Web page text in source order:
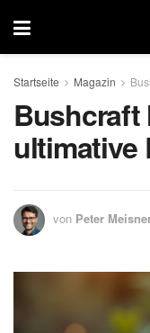
Startseite Magazin
Bushcraft
ultimative
von Peter